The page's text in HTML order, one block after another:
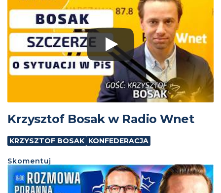
Krzysztof Bosak w Radio Wnet
KRZYSZTOF BOSAK KONFEDERACJA
Skomentuj